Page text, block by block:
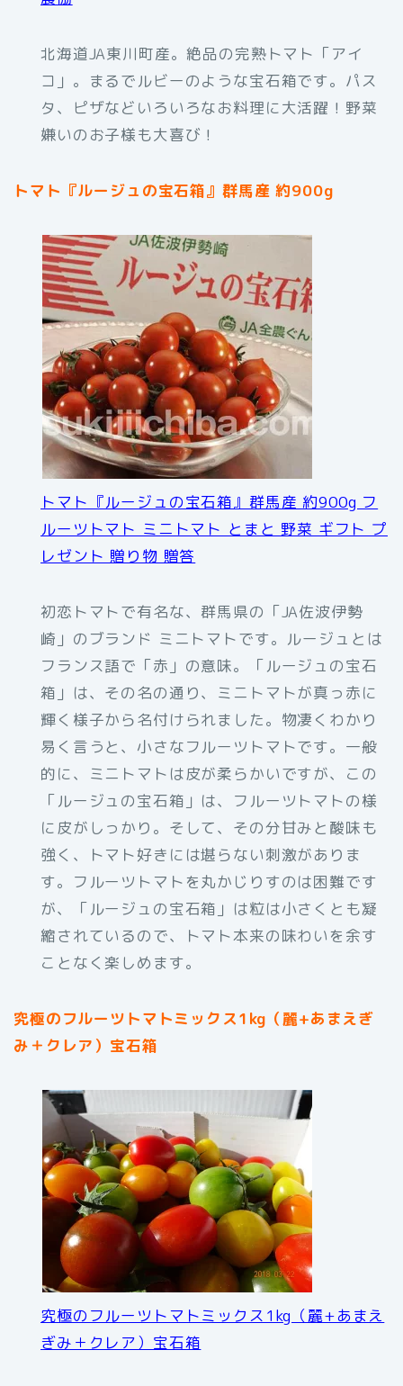
北海道JA東川町産。絶品の完熟トマト「アイ
コ」。まるでルビーのような宝石箱です。パス
タ、ピザなどいろいろなお料理に大活躍！野菜
嫌いのお子様も大喜び！
トマト『ルージュの宝石箱』群馬産 約900g
トマト『ルージュの宝石箱』群馬産 約900g フ
ルーツトマト ミニトマト とまと 野菜 ギフト プ
レゼント 贈り物 贈答
初恋トマトで有名な、群馬県の「JA佐波伊勢
崎」のブランド ミニトマトです。ルージュとは
フランス語で「赤」の意味。「ルージュの宝石
箱」は、その名の通り、ミニトマトが真っ赤に
輝く様子から名付けられました。物凄くわかり
易く言うと、小さなフルーツトマトです。一般
的に、ミニトマトは皮が柔らかいですが、この
「ルージュの宝石箱」は、フルーツトマトの様
に皮がしっかり。そして、その分甘みと酸味も
強く、トマト好きには堪らない刺激がありま
す。フルーツトマトを丸かじりすのは困難です
が、「ルージュの宝石箱」は粒は小さくとも凝
縮されているので、トマト本来の味わいを余す
ことなく楽しめます。
究極のフルーツトマトミックス1kg（麗+あまえぎ
み＋クレア）宝石箱
究極のフルーツトマトミックス1kg（麗+あまえ
ぎみ＋クレア）宝石箱